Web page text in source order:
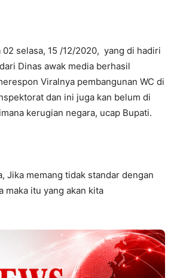
selasa, 15 /12/2020, yang di hadiri
Dinas awak media berhasil
Viralnya pembangunan WC di
dan ini juga kan belum di
kerugian negara, ucap Bupati.
Jika memang tidak standar dengan
maka itu yang akan kita